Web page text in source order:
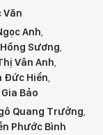
Văn
Anh,
Sương,
Vân Anh,
Đức Hiển,
Bảo
Quang Trưởng,
Phước Bình